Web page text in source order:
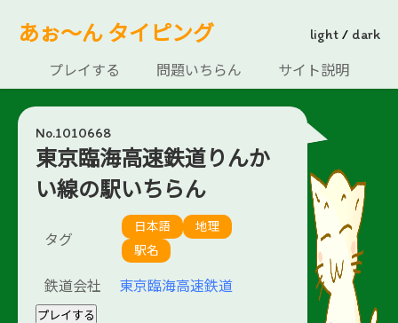
あぉ～ん タイピング light / dark
プレイする 問題いちらん サイト説明
No.1010668
東京臨海高速鉄道りんか
い線の駅いちらん
タグ
日本語
地理
駅名
鉄道会社 東京臨海高速鉄道
プレイする